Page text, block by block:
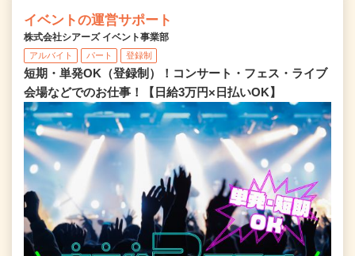
イベントの運営サポート
株式会社シアーズ イベント事業部
アルバイト パート 登録制
短期・単発OK（登録制）！コンサート・フェス・ライブ
会場などでのお仕事！【日給3万円×日払いOK】